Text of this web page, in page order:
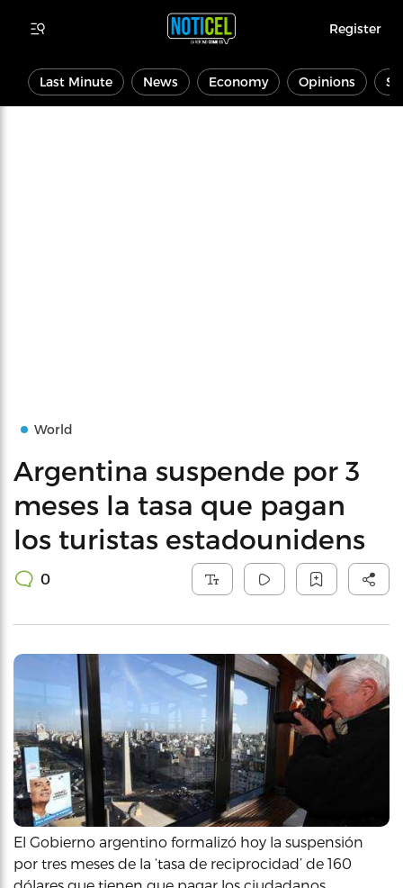
Register
Last Minute News Economy Opinions
World
Argentina suspende por 3
meses la tasa que pagan
los turistas estadounidens
0
El Gobierno argentino formalizó hoy la suspensión
por tres meses de la ‘tasa de reciprocidad’ de 160